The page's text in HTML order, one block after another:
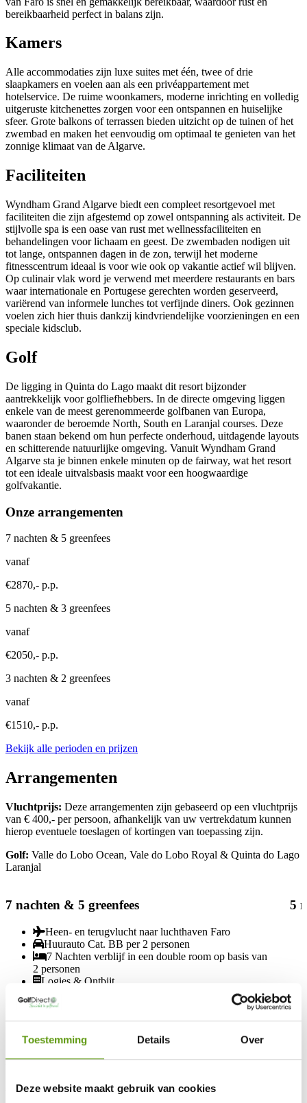
Toestemming Details Over
Deze website maakt gebruik van cookies
bereikbaarheid perfect in balans zijn.
Kamers
Alle accommodaties zijn luxe suites met één, twee of drie
slaapkamers en voelen aan als een privéappartement met
hotelservice. De ruime woonkamers, moderne inrichting en volledig
uitgeruste kitchenettes zorgen voor een ontspannen en huiselijke
sfeer. Grote balkons of terrassen bieden uitzicht op de tuinen of het
zwembad en maken het eenvoudig om optimaal te genieten van het
zonnige klimaat van de Algarve.
Faciliteiten
Wyndham Grand Algarve biedt een compleet resortgevoel met
faciliteiten die zijn afgestemd op zowel ontspanning als activiteit. De
stijlvolle spa is een oase van rust met wellnessfaciliteiten en
behandelingen voor lichaam en geest. De zwembaden nodigen uit
tot lange, ontspannen dagen in de zon, terwijl het moderne
fitnesscentrum ideaal is voor wie ook op vakantie actief wil blijven.
Op culinair vlak word je verwend met meerdere restaurants en bars
waar internationale en Portugese gerechten worden geserveerd,
variërend van informele lunches tot verfijnde diners. Ook gezinnen
voelen zich hier thuis dankzij kindvriendelijke voorzieningen en een
speciale kidsclub.
Golf
De ligging in Quinta do Lago maakt dit resort bijzonder
aantrekkelijk voor golfliefhebbers. In de directe omgeving liggen
enkele van de meest gerenommeerde golfbanen van Europa,
waaronder de beroemde North, South en Laranjal courses. Deze
banen staan bekend om hun perfecte onderhoud, uitdagende layouts
en schitterende natuurlijke omgeving. Vanuit Wyndham Grand
Algarve sta je binnen enkele minuten op de fairway, wat het resort
tot een ideale uitvalsbasis maakt voor een hoogwaardige
golfvakantie.
Onze arrangementen
7 nachten & 5 greenfees
vanaf
€2870,- p.p.
5 nachten & 3 greenfees
vanaf
€2050,- p.p.
3 nachten & 2 greenfees
vanaf
€1510,- p.p.
Bekijk alle perioden en prijzen
Arrangementen
Vluchtprijs: Deze arrangementen zijn gebaseerd op een vluchtprijs
van € 400,- per persoon, afhankelijk van uw vertrekdatum kunnen
hierop eventuele toeslagen of kortingen van toepassing zijn.
Golf: Valle do Lobo Ocean, Vale do Lobo Royal & Quinta do Lago
Laranjal
7 nachten & 5 greenfees
Heen- en terugvlucht naar luchthaven Faro
Huurauto Cat. BB per 2 personen
7 Nachten verblijf in een double room op basis van
2 personen
Logies & Ontbijt
Inclusief vervoer golftas
Inclusief 20 KG ruimbagage
Inclusief luchthaventax
€2870,- p.p.
5